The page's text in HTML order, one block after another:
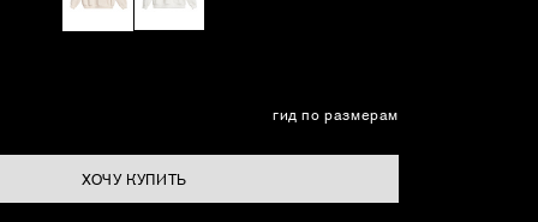
гид по размерам
ХОЧУ КУПИТЬ